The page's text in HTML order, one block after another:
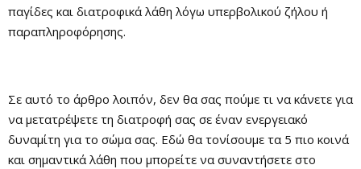
παγίδες και διατροφικά λάθη λόγω υπερβολικού ζήλου ή
παραπληροφόρησης.
Σε αυτό το άρθρο λοιπόν, δεν θα σας πούμε τι να κάνετε για
να μετατρέψετε τη διατροφή σας σε έναν ενεργειακό
δυναμίτη για το σώμα σας. Εδώ θα τονίσουμε τα 5 πιο κοινά
και σημαντικά λάθη που μπορείτε να συναντήσετε στο